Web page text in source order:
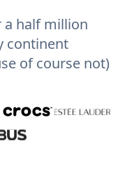
a half million
continent
of course not)